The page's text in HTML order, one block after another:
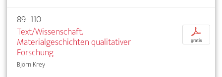
89–110
Text/Wissenschaft.
Materialgeschichten qualitativer
Forschung
Björn Krey
p
gratis